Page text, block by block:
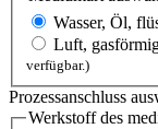
Wasser, Öl,
Luft,
verfügbar.)
Prozessanschluss
Werkstoff des